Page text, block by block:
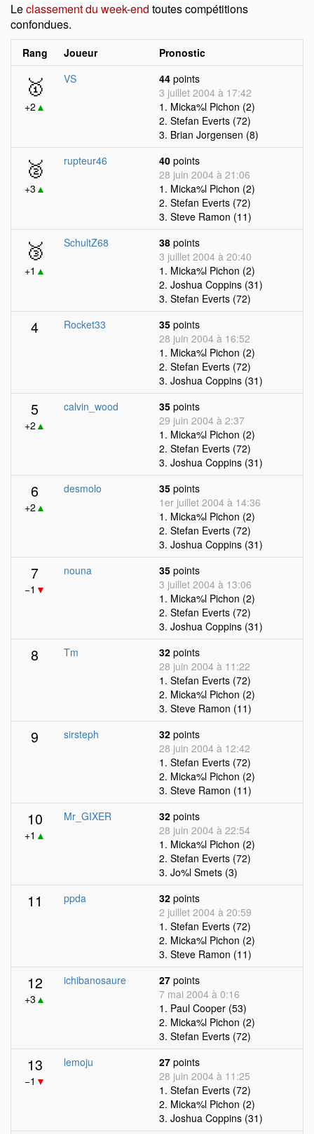
Leclassement du week-end toutes compétitions
confondues.
Rang Joueur Pronostic
🥇
+2 ▲
VS 44 points
3 juillet 2004 à 17:42
1. Micka%l Pichon (2)
2. Stefan Everts (72)
3. Brian Jorgensen (8)
🥈
+3 ▲
rupteur46 40 points
28 juin 2004 à 21:06
1. Micka%l Pichon (2)
2. Stefan Everts (72)
3. Steve Ramon (11)
🥉
+1 ▲
SchultZ68 38 points
3 juillet 2004 à 20:40
1. Micka%l Pichon (2)
2. Joshua Coppins (31)
3. Stefan Everts (72)
4 Rocket33 35 points
28 juin 2004 à 16:52
1. Micka%l Pichon (2)
2. Stefan Everts (72)
3. Joshua Coppins (31)
5
+2 ▲
calvin_wood 35 points
29 juin 2004 à 2:37
1. Micka%l Pichon (2)
2. Stefan Everts (72)
3. Joshua Coppins (31)
6
+2 ▲
desmolo 35 points
1er juillet 2004 à 14:36
1. Micka%l Pichon (2)
2. Stefan Everts (72)
3. Joshua Coppins (31)
7
−1 ▼
nouna 35 points
3 juillet 2004 à 13:06
1. Micka%l Pichon (2)
2. Stefan Everts (72)
3. Joshua Coppins (31)
8 Tm 32 points
28 juin 2004 à 11:22
1. Stefan Everts (72)
2. Micka%l Pichon (2)
3. Steve Ramon (11)
9 sirsteph 32 points
28 juin 2004 à 12:42
1. Stefan Everts (72)
2. Micka%l Pichon (2)
3. Steve Ramon (11)
10
+1 ▲
Mr_GIXER 32 points
28 juin 2004 à 22:54
1. Micka%l Pichon (2)
2. Stefan Everts (72)
3. Jo%l Smets (3)
11 ppda 32 points
2 juillet 2004 à 20:59
1. Stefan Everts (72)
2. Micka%l Pichon (2)
3. Steve Ramon (11)
12
+3 ▲
ichibanosaure 27 points
7 mai 2004 à 0:16
1. Paul Cooper (53)
2. Micka%l Pichon (2)
3. Stefan Everts (72)
13
−1 ▼
lemoju 27 points
28 juin 2004 à 11:25
1. Stefan Everts (72)
2. Micka%l Pichon (2)
3. Joshua Coppins (31)